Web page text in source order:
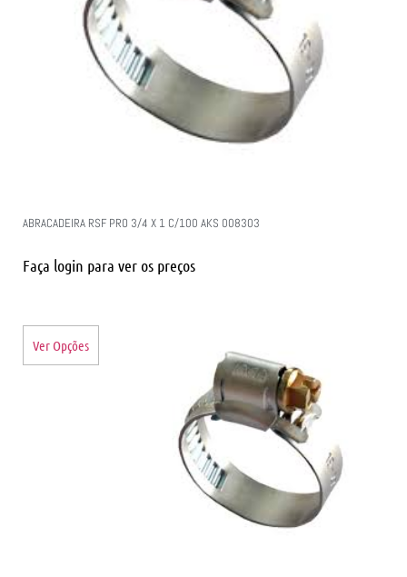
ABRACADEIRA RSF PRO 3/4 X 1 C/100 AKS 008303
Faça login para ver os preços
Ver Opções